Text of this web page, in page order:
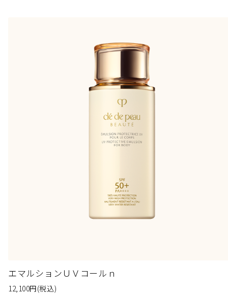
エマルションＵＶコールｎ
12,100円(税込)